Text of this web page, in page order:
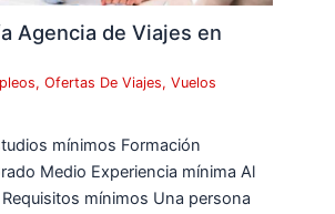
Agencia de Viajes en
,Ofertas De Viajes,Vuelos
mínimos Formación
Medio Experiencia mínima Al
mínimos Una persona